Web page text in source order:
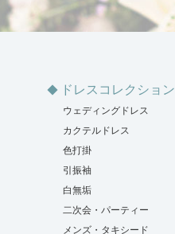
ドレスコレクション
ウェディングドレス
カクテルドレス
色打掛
引振袖
白無垢
二次会・パーティー
メンズ・タキシード